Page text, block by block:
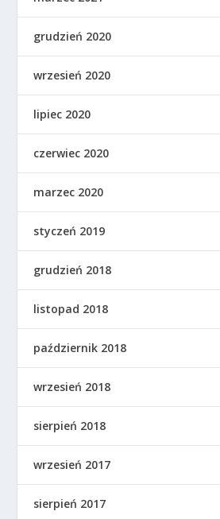
grudzień 2020
wrzesień 2020
lipiec 2020
czerwiec 2020
marzec 2020
styczeń 2019
grudzień 2018
listopad 2018
październik 2018
wrzesień 2018
sierpień 2018
wrzesień 2017
sierpień 2017